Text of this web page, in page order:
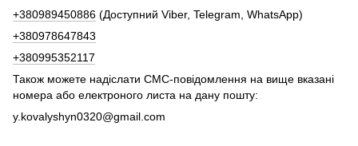
+380989450886 (Доступний Viber, Telegram, WhatsApp)
+380978647843
+380995352117
Також можете надіслати СМС-повідомлення на вище вказані
номера або електроного листа на дану пошту:
y.kovalyshyn0320@gmail.com